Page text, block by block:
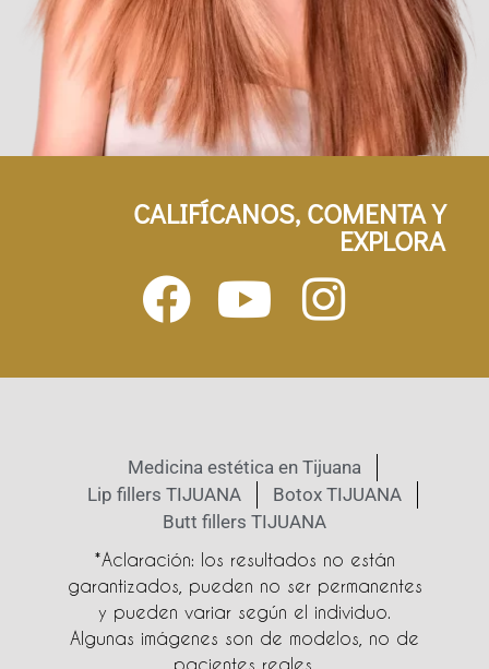
CALIFÍCANOS, COMENTA Y
EXPLORA
Medicina estética en Tijuana
Lip fillers TIJUANA
Botox TIJUANA
Butt fillers TIJUANA
*Aclaración: los resultados no están
garantizados, pueden no ser permanentes
y pueden variar según el individuo.
Algunas imágenes son de modelos, no de
pacientes reales.